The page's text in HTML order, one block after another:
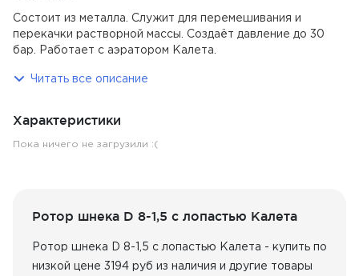
Состоит из металла. Служит для перемешивания и
перекачки растворной массы. Создаёт давление до 30
бар. Работает с аэратором Калета.
Читать все описание
Характеристики
Пока ничего не загрузили :(
Ротор шнека D 8-1,5 с лопастью Калета
Ротор шнека D 8-1,5 с лопастью Калета - купить по
низкой цене 3194 руб из наличия и другие товары